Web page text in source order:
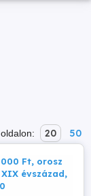
20 50
Ft, orosz
évszázad,